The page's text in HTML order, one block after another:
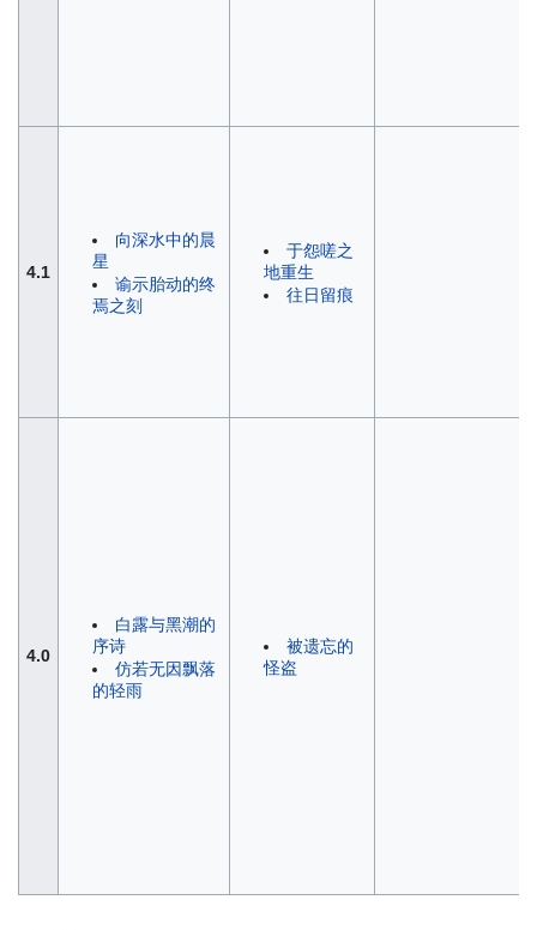
4.1
向深水中的晨
星
谕示胎动的终
焉之刻
于怨嗟之
地重生
往日留痕
4.0
白露与黑潮的
序诗
仿若无因飘落
的轻雨
被遗忘的
怪盗